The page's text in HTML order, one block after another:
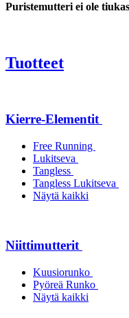
Puristemutteri ei ole
Tuotteet
Kierre-Elementit
Free Running
Lukitseva
Tangless
Tangless Lukitseva
Näytä kaikki
Niittimutterit
Kuusiorunko
Pyöreä Runko
Näytä kaikki